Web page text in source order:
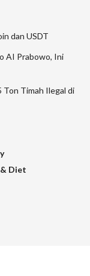
dan USDT
AI Prabowo, Ini
Ton Timah Ilegal di
Diet